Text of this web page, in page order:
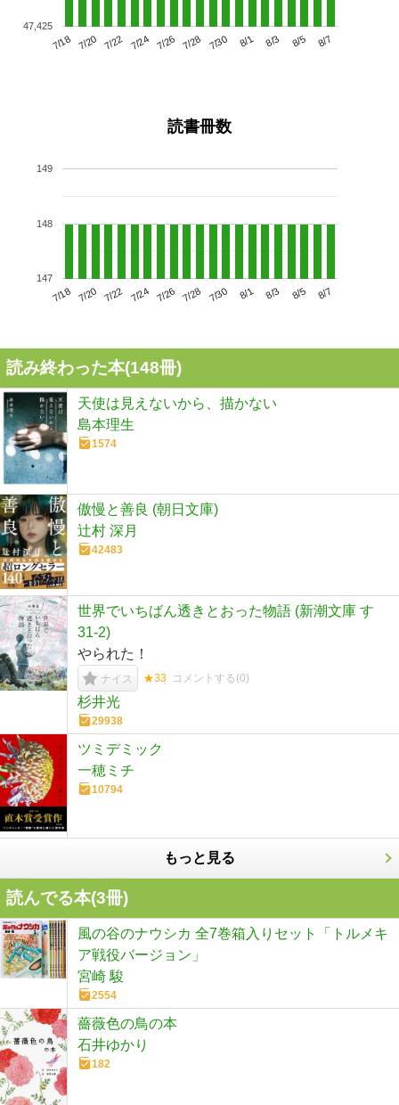
7/18 7/20 7/22 7/24 7/26 7/28 7/30 8/1 8/3 8/5 8/7
47,425
読書冊数
7/18 7/20 7/22 7/24 7/26 7/28 7/30 8/1 8/3 8/5 8/7
147
148
149
読み終わった本(148冊)
天使は見えないから、描かない
島本理生
1574
傲慢と善良 (朝日文庫)
辻村 深月
42483
世界でいちばん透きとおった物語 (新潮文庫 す
31-2)
やられた！
ナイス ★33 コメントする(0)
杉井光
29938
ツミデミック
一穂ミチ
10794
もっと見る
読んでる本(3冊)
風の谷のナウシカ 全7巻箱入りセット「トルメキ
ア戦役バージョン」
宮崎 駿
2554
薔薇色の鳥の本
石井ゆかり
182